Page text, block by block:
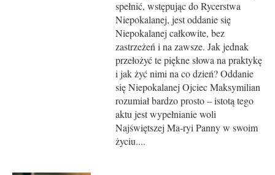
spełnić, wstępując do Rycerstwa
Niepokalanej, jest oddanie się
Niepokalanej całkowite, bez
zastrzeżeń i na zawsze. Jak jednak
przełożyć te piękne słowa na praktykę
i jak żyć nimi na co dzień? Oddanie
się Niepokalanej Ojciec Maksymilian
rozumiał bardzo prosto – istotą tego
aktu jest wypełnianie woli
Najświętszej Ma-ryi Panny w swoim
życiu....